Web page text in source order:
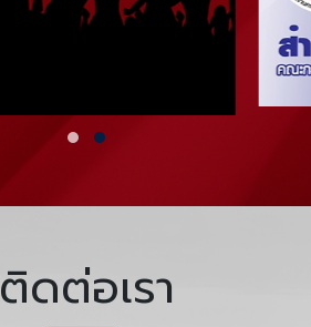
ติดต่อเรา